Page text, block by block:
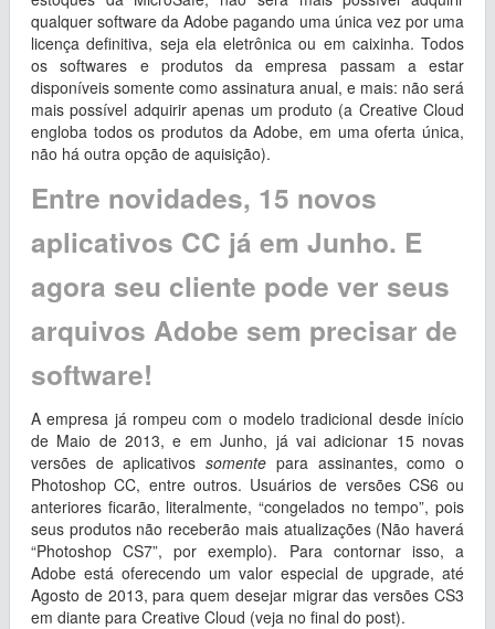
qualquer software da Adobe pagando uma única vez por uma
licença definitiva, seja ela eletrônica ou em caixinha. Todos
os softwares e produtos da empresa passam a estar
disponíveis somente como assinatura anual, e mais: não será
mais possível adquirir apenas um produto (a Creative Cloud
engloba todos os produtos da Adobe, em uma oferta única,
não há outra opção de aquisição).
Entre novidades, 15 novos
aplicativos CC já em Junho. E
agora seu cliente pode ver seus
arquivos Adobe sem precisar de
software!
A empresa já rompeu com o modelo tradicional desde início
de Maio de 2013, e em Junho, já vai adicionar 15 novas
versões de aplicativossomente para assinantes, como o
Photoshop CC, entre outros. Usuários de versões CS6 ou
anteriores ficarão, literalmente, “congelados no tempo”, pois
seus produtos não receberão mais atualizações (Não haverá
“Photoshop CS7”, por exemplo). Para contornar isso, a
Adobe está oferecendo um valor especial de upgrade, até
Agosto de 2013, para quem desejar migrar das versões CS3
em diante para Creative Cloud (veja no final do post).